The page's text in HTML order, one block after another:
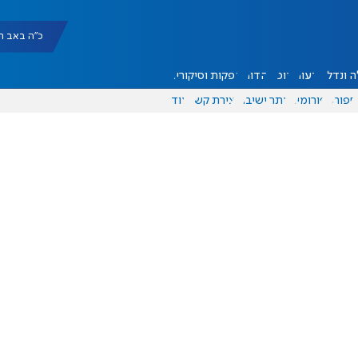
כ"ה באב תשפ"ו
ונדל"ן דעות אוכל יהדות הפקות וסיקורים
ספורט פורומים אתר ישיבה יצירת קשר עוד